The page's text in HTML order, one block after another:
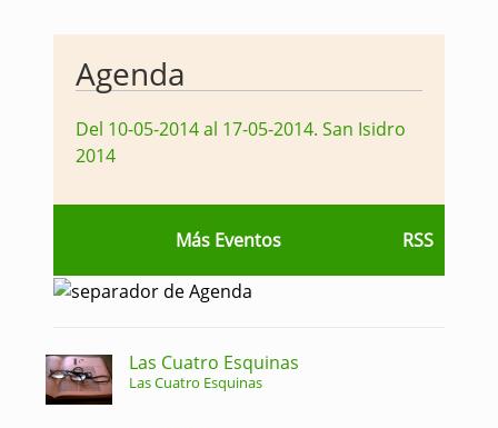
Agenda
Del 10-05-2014 al 17-05-2014. San Isidro
2014
Más Eventos RSS
Las Cuatro Esquinas
Las Cuatro Esquinas